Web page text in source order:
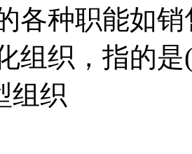
各种职能如
组织，指
理型